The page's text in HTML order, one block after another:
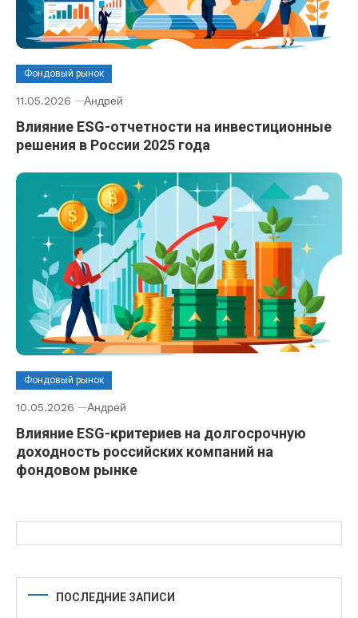
Фондовый рынок
11.05.2026 Андрей
Влияние ESG-отчетности на инвестиционные
решения в России 2025 года
Фондовый рынок
10.05.2026 Андрей
Влияние ESG-критериев на долгосрочную
доходность российских компаний на
фондовом рынке
ПОСЛЕДНИЕ ЗАПИСИ